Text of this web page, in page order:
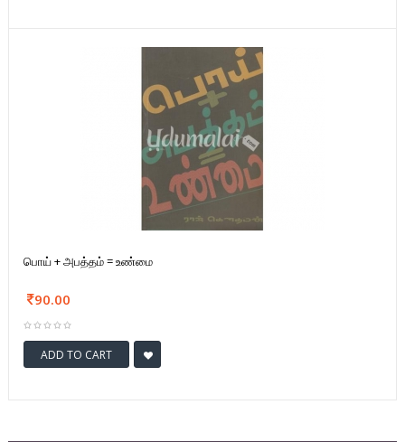
பொய் + அபத்தம் = உண்மை
90.00
ADD TO CART